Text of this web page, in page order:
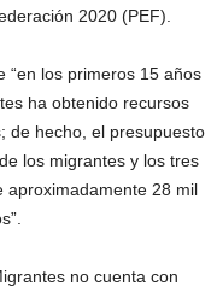
2020 (PEF).
“en los primeros 15 años
ha obtenido recursos
de hecho, el presupuesto
los migrantes y los tres
aproximadamente 28 mil
no cuenta con